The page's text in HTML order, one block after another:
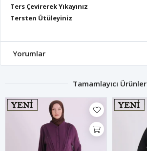
Ters Çevirerek Yıkayınız
Tersten Ütüleyiniz
Yorumlar
Tamamlayıcı Ürünler